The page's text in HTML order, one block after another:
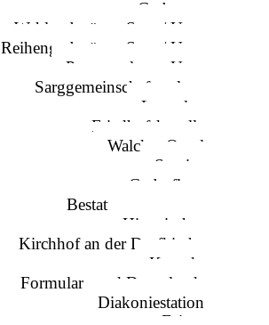
Grabarten
Wahlgrabstätten Sarg / Urne
Reihengrabstätten Sarg / Urne
Partneranlagen Urne
Sarggemeinschaftsanlage
Lageplan
Friedhofskapelle
Walcker Orgel
Service
Grabpflege
Bestattungsvorsorge
Historisches
Kirchhof an der Dorfkirche
Kontakt
Formulare und Downloads
Diakoniestation
Feiern